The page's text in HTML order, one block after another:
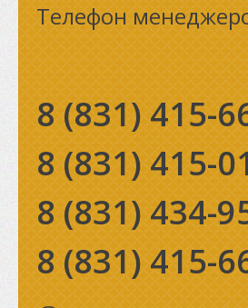
Телефон
8 (831) 415-
8 (831) 415-
8 (831) 434-
8 (831) 415-